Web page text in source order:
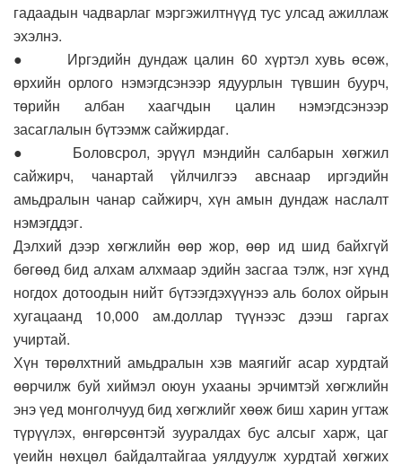
гадаадын чадварлаг мэргэжилтнүүд тус улсад ажиллаж
эхэлнэ.
● Иргэдийн дундаж цалин 60 хүртэл хувь өсөж,
өрхийн орлого нэмэгдсэнээр ядуурлын түвшин буурч,
төрийн албан хаагчдын цалин нэмэгдсэнээр
засаглалын бүтээмж сайжирдаг.
● Боловсрол, эрүүл мэндийн салбарын хөгжил
сайжирч, чанартай үйлчилгээ авснаар иргэдийн
амьдралын чанар сайжирч, хүн амын дундаж наслалт
нэмэгддэг.
Дэлхий дээр хөгжлийн өөр жор, өөр ид шид байхгүй
бөгөөд бид алхам алхмаар эдийн засгаа тэлж, нэг хүнд
ногдох дотоодын нийт бүтээгдэхүүнээ аль болох ойрын
хугацаанд 10,000 ам.доллар түүнээс дээш гаргах
учиртай.
Хүн төрөлхтний амьдралын хэв маягийг асар хурдтай
өөрчилж буй хиймэл оюун ухааны эрчимтэй хөгжлийн
энэ үед монголчууд бид хөгжлийг хөөж биш харин угтаж
түрүүлэх, өнгөрсөнтэй зууралдах бус алсыг харж, цаг
үеийн нөхцөл байдалтайгаа уялдуулж хурдтай хөгжих